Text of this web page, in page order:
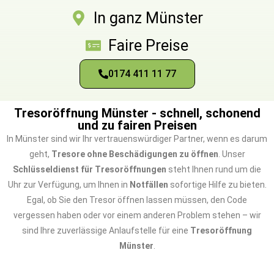
In ganz Münster
Faire Preise
0174 411 11 77
Tresoröffnung Münster - schnell, schonend
und zu fairen Preisen
In Münster sind wir Ihr vertrauenswürdiger Partner, wenn es darum
geht, Tresore ohne Beschädigungen zu öffnen . Unser
Schlüsseldienst für Tresoröffnungen steht Ihnen rund um die
Uhr zur Verfügung, um Ihnen in Notfällen sofortige Hilfe zu bieten.
Egal, ob Sie den Tresor öffnen lassen müssen, den Code
vergessen haben oder vor einem anderen Problem stehen – wir
sind Ihre zuverlässige Anlaufstelle für eine Tresoröffnung
Münster